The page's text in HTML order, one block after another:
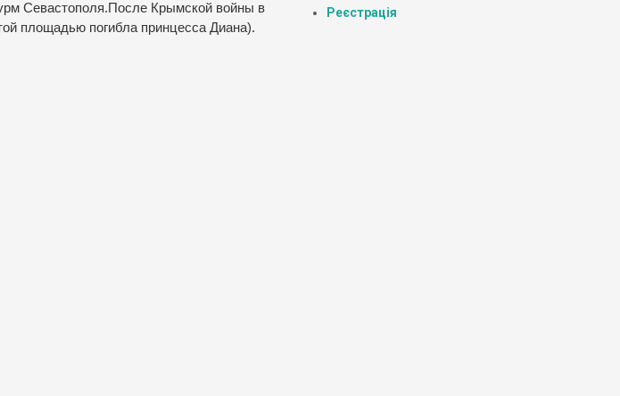
Севастополя.После Крымской войны в
площадью погибла принцесса Диана).
Реєстрація